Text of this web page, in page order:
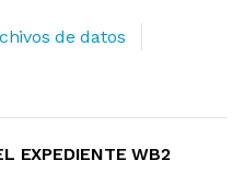
de datos
EXPEDIENTE WB2